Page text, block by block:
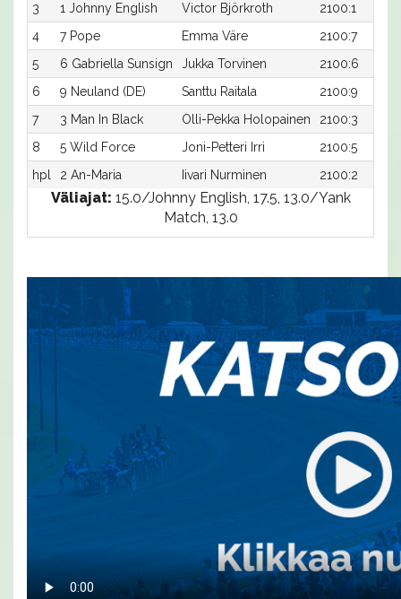
3
1 Johnny English Victor Björkroth
2100:1
4
7 Pope Emma Väre
2100:7
5
6 Gabriella Sunsign Jukka Torvinen
2100:6
6
9 Neuland (DE) Santtu Raitala
2100:9
7
3 Man In Black Olli-Pekka Holopainen
2100:3
8
5 Wild Force Joni-Petteri Irri
2100:5
hpl
2 An-Maria Iivari Nurminen 2100:2
Väliajat: 15.0/Johnny English, 17.5, 13.0/Yank
Match, 13.0